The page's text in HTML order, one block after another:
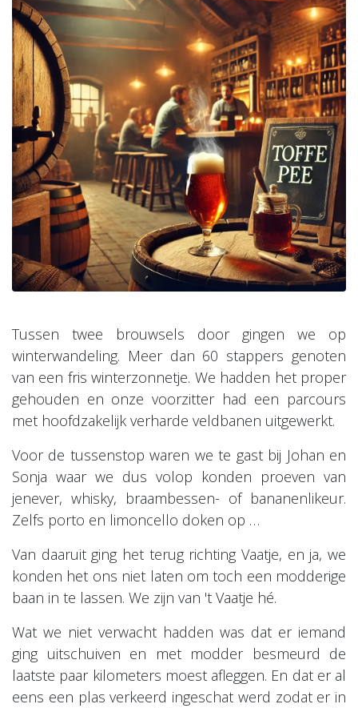
Tussen twee brouwsels door gingen we op
winterwandeling. Meer dan 60 stappers genoten
van een fris winterzonnetje. We hadden het proper
gehouden en onze voorzitter had een parcours
met hoofdzakelijk verharde veldbanen uitgewerkt.
Voor de tussenstop waren we te gast bij Johan en
Sonja waar we dus volop konden proeven van
jenever, whisky, braambessen- of bananenlikeur.
Zelfs porto en limoncello doken op …
Van daaruit ging het terug richting Vaatje, en ja, we
konden het ons niet laten om toch een modderige
baan in te lassen. We zijn van 't Vaatje hé.
Wat we niet verwacht hadden was dat er iemand
ging uitschuiven en met modder besmeurd de
laatste paar kilometers moest afleggen. En dat er al
eens een plas verkeerd ingeschat werd zodat er in